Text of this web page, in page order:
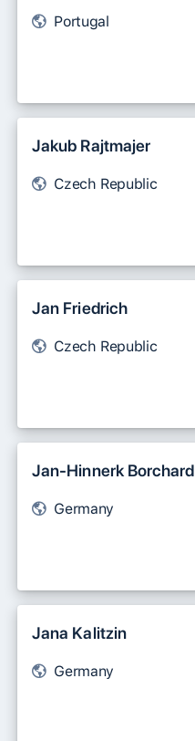
Portugal
Jakub Rajtmajer
Czech Republic
Jan Friedrich
Czech Republic
Jan-Hinnerk Borchard
Germany
Jana Kalitzin
Germany